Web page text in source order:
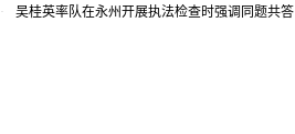
吴桂英率队在永州开展执法检查时强调同题共答